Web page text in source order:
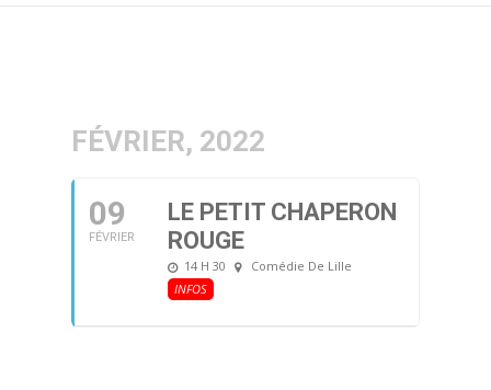
FÉVRIER, 2022
09
FÉVRIER
LE PETIT CHAPERON
ROUGE
14 H 30
Comédie De Lille
INFOS